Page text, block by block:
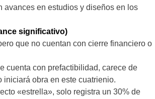
avances en estudios y diseños en los
significativo)
que no cuentan con cierre financiero o
cuenta con prefactibilidad, carece de
iniciará obra en este cuatrienio.
«estrella», solo registra un 30% de